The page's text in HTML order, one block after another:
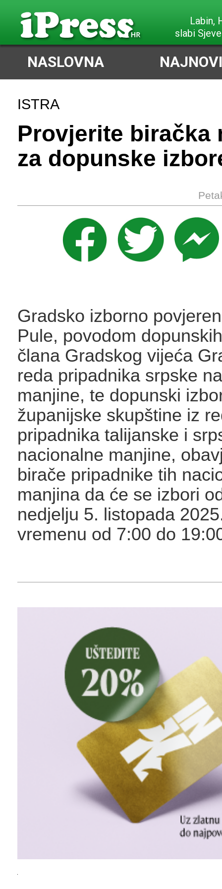
Labin,
slabi
NASLOVNA
ISTRA
Provjerite biračka
za dopunske
Gradsko izborno
Pule, povodom
člana Gradskog vijeća
reda pripadnika srpske
manjine, te dopunski
županijske skupštine iz
pripadnika talijanske i
nacionalne manjine,
birače pripadnike tih
manjina da će se izbori
nedjelju 5. listopada
vremenu od 7:00 do